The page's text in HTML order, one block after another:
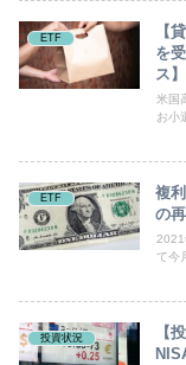
ETF
【
を
ス
ら
米国
お小
ETF
複
の
2021
て今
投資状況
【